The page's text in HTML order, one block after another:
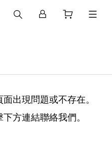
出現問題或不存在。
方連結聯絡我們。